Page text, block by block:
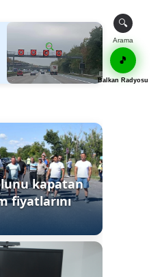
kapatan
fiyatlarını
🔍
Arama
🎵
Balkan Radyosu